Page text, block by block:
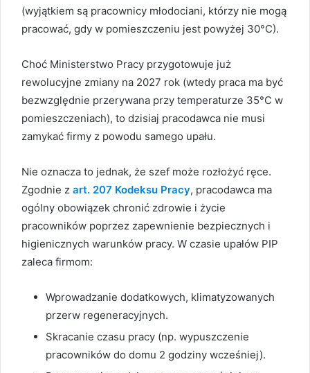
(wyjątkiem są pracownicy młodociani, którzy nie mogą
pracować, gdy w pomieszczeniu jest powyżej 30°C).
Choć Ministerstwo Pracy przygotowuje już
rewolucyjne zmiany na 2027 rok (wtedy praca ma być
bezwzględnie przerywana przy temperaturze 35°C w
pomieszczeniach), to dzisiaj pracodawca nie musi
zamykać firmy z powodu samego upału.
Nie oznacza to jednak, że szef może rozłożyć ręce.
Zgodnie z art. 207 Kodeksu Pracy, pracodawca ma
ogólny obowiązek chronić zdrowie i życie
pracowników poprzez zapewnienie bezpiecznych i
higienicznych warunków pracy. W czasie upałów PIP
zaleca firmom:
Wprowadzanie dodatkowych, klimatyzowanych
przerw regeneracyjnych.
Skracanie czasu pracy (np. wypuszczenie
pracowników do domu 2 godziny wcześniej).